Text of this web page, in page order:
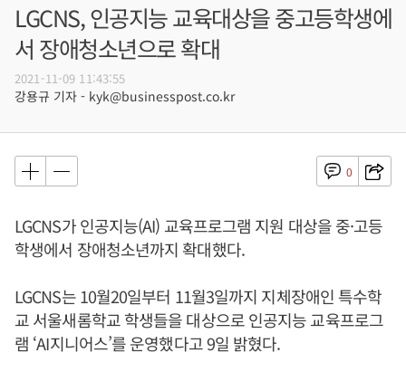
LGCNS, 인공지능 교육대상을 중고등학생에
서 장애청소년으로 확대
2021-11-09 11:43:55
강용규 기자 - kyk@businesspost.co.kr
0
LGCNS가 인공지능(AI) 교육프로그램 지원 대상을 중·고등
학생에서 장애청소년까지 확대했다.
LGCNS는 10월20일부터 11월3일까지 지체장애인 특수학
교 서울새롬학교 학생들을 대상으로 인공지능 교육프로그
램 ‘AI지니어스’를 운영했다고 9일 밝혔다.